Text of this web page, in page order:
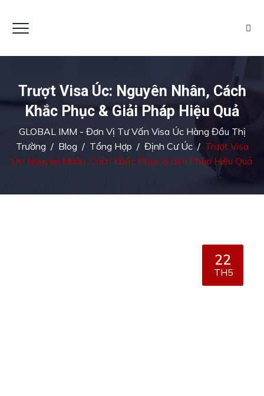
Trượt Visa Úc: Nguyên Nhân, Cách
Khắc Phục & Giải Pháp Hiệu Quả
GLOBAL IMM - Đơn Vị Tư Vấn Visa Úc Hàng Đầu Thị
Trường / Blog / Tổng Hợp / Định Cư Úc/ Trượt Visa
Úc: Nguyên Nhân, Cách Khắc Phục & Giải Pháp Hiệu Quả
22
TH5